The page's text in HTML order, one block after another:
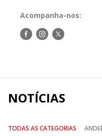
Acompanha-nos:
Siga-Siga-Siga-
NOTÍCIAS
TODAS AS CATEGORIAS